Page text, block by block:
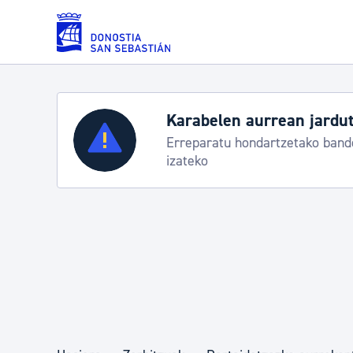
Eduki nagusira joan
Zerbitzuak
Errolda eta gai pertsonalak
jarduteko protokoloa
banderei egoeraren berri